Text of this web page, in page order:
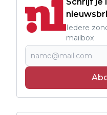
Iedere
mailbox